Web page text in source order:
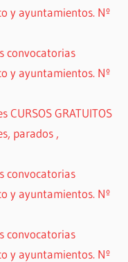
y ayuntamientos. Nº
convocatorias
y ayuntamientos. Nº
GRATUITOS
parados ,
convocatorias
y ayuntamientos. Nº
convocatorias
y ayuntamientos. Nº